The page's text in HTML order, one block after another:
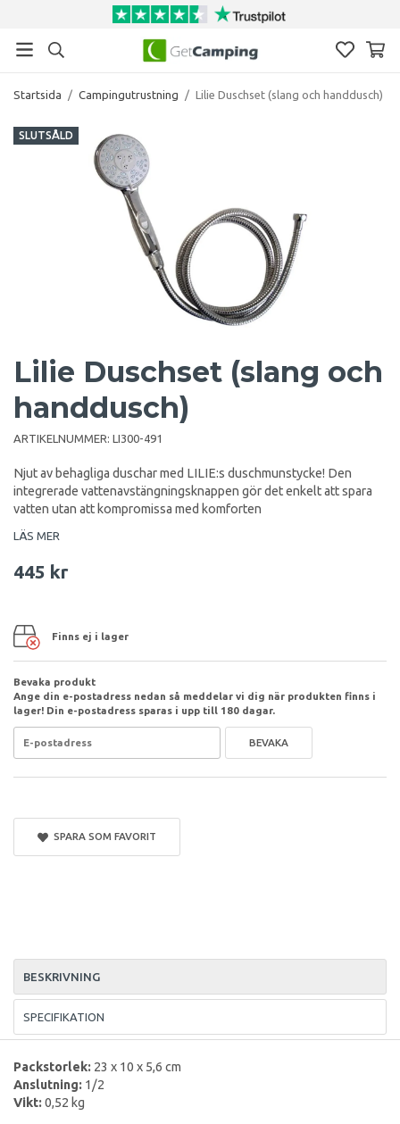
Startsida / Campingutrustning / Lilie Duschset (slang och handdusch)
SLUTSÅLD
Lilie Duschset (slang och
handdusch)
ARTIKELNUMMER: LI300-491
Njut av behagliga duschar med LILIE:s duschmunstycke! Den
integrerade vattenavstängningsknappen gör det enkelt att spara
vatten utan att kompromissa med komforten
LÄS MER
445 kr
Finns ej i lager
Bevaka produkt
Ange din e-postadress nedan så meddelar vi dig när produkten finns i
lager! Din e-postadress sparas i upp till 180 dagar.
BEVAKA
SPARA SOM FAVORIT
BESKRIVNING
SPECIFIKATION
Packstorlek: 23 x 10 x 5,6 cm
Anslutning: 1/2
Vikt:0,52 kg